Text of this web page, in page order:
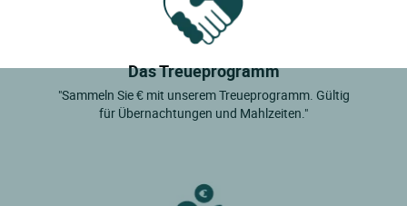
Das Treueprogramm
"Sammeln Sie € mit unserem Treueprogramm. Gültig
für Übernachtungen und Mahlzeiten."